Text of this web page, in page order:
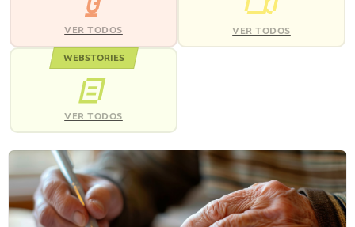
VER TODOS VER TODOS
WEBSTORIES
VER TODOS